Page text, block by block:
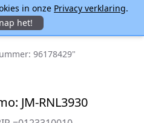
in onze Privacy verklaring.
het!
96178429"
JM-RNL3930